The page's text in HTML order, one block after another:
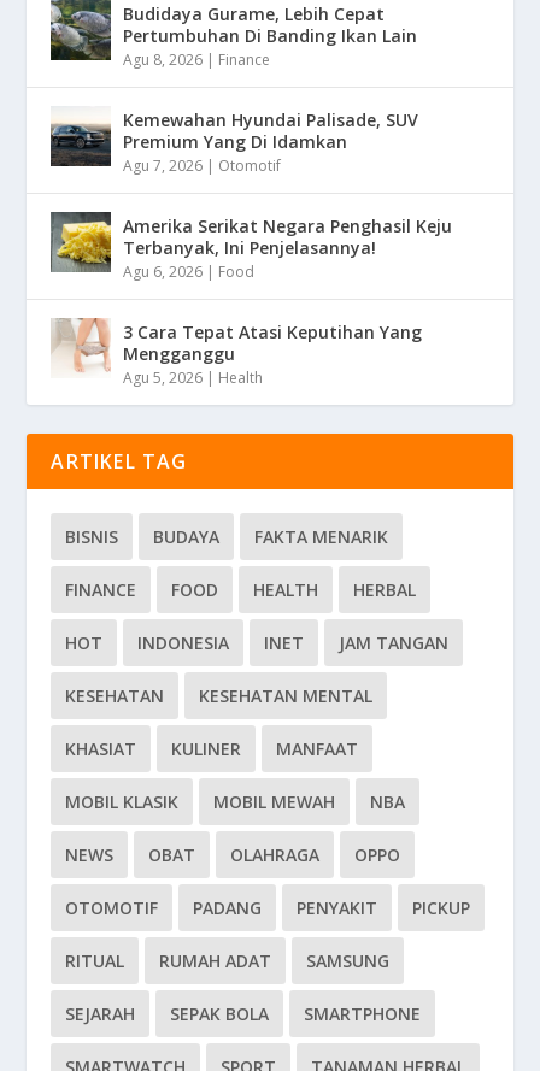
Budidaya Gurame, Lebih Cepat
Pertumbuhan Di Banding Ikan Lain
Agu 8, 2026 | Finance
Kemewahan Hyundai Palisade, SUV
Premium Yang Di Idamkan
Agu 7, 2026 | Otomotif
Amerika Serikat Negara Penghasil Keju
Terbanyak, Ini Penjelasannya!
Agu 6, 2026 | Food
3 Cara Tepat Atasi Keputihan Yang
Mengganggu
Agu 5, 2026 | Health
ARTIKEL TAG
BISNIS BUDAYA FAKTA MENARIK
FINANCE FOOD HEALTH HERBAL
HOT INDONESIA INET JAM TANGAN
KESEHATAN KESEHATAN MENTAL
KHASIAT KULINER MANFAAT
MOBIL KLASIK MOBIL MEWAH NBA
NEWS OBAT OLAHRAGA OPPO
OTOMOTIF PADANG PENYAKIT PICKUP
RITUAL RUMAH ADAT SAMSUNG
SEJARAH SEPAK BOLA SMARTPHONE